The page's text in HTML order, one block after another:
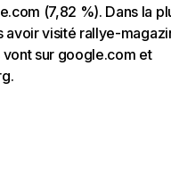
(7,82 %). Dans la
avoir visité rallye-
vont sur google.com et